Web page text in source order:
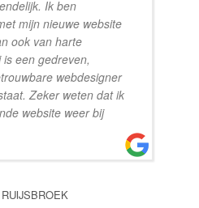
Ik ben
mijn nieuwe website
ook van harte
een gedreven,
webdesigner
Zeker weten dat ik
website weer bij